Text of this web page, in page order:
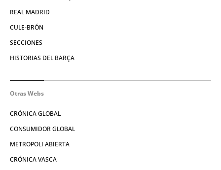
REAL MADRID
CULE-BRÓN
SECCIONES
HISTORIAS DEL BARÇA
Otras Webs
CRÓNICA GLOBAL
CONSUMIDOR GLOBAL
METROPOLI ABIERTA
CRÓNICA VASCA